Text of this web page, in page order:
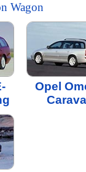
Wagon
Opel